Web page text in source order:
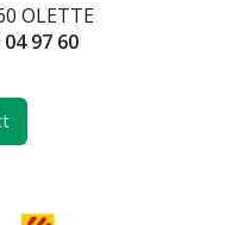
OLETTE
97 60